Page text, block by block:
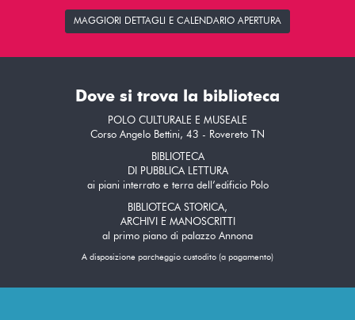
MAGGIORI DETTAGLI E CALENDARIO APERTURA
Dove si trova la biblioteca
POLO CULTURALE E MUSEALE
Corso Angelo Bettini, 43 - Rovereto TN
BIBLIOTECA
DI PUBBLICA LETTURA
ai piani interrato e terra dell’edificio Polo
BIBLIOTECA STORICA,
ARCHIVI E MANOSCRITTI
al primo piano di palazzo Annona
A disposizione parcheggio custodito (a pagamento)